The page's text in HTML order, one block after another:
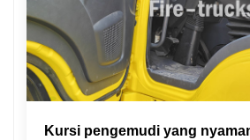
Kursi pengemudi yang